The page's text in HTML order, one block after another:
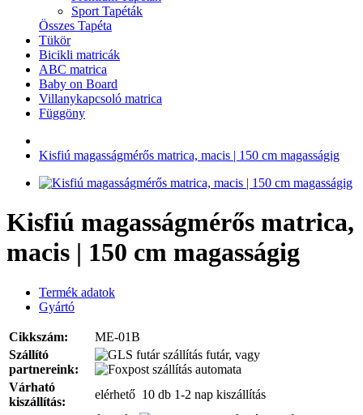
Sport Tapéták
Összes Tapéta
Tükör
Bicikli matricák
ABC matrica
Baby on Board
Villanykapcsoló matrica
Függöny
Kisfiú magasságmérős matrica, macis | 150 cm magasságig
Kisfiú magasságmérős matrica,
macis | 150 cm magasságig
Termék adatok
Gyártó
Cikkszám:
ME-01B
Szállító
partnereink:
futár, vagy
automata
Várható
kiszállítás:
elérhető 10 db 1-2 nap kiszállítás